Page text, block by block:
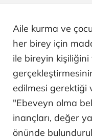
Aile kurma ve
her birey için
ile bireyin kişiliğini
edilmesi gerektiği
"Ebeveyn olma
inançları, değer
önünde